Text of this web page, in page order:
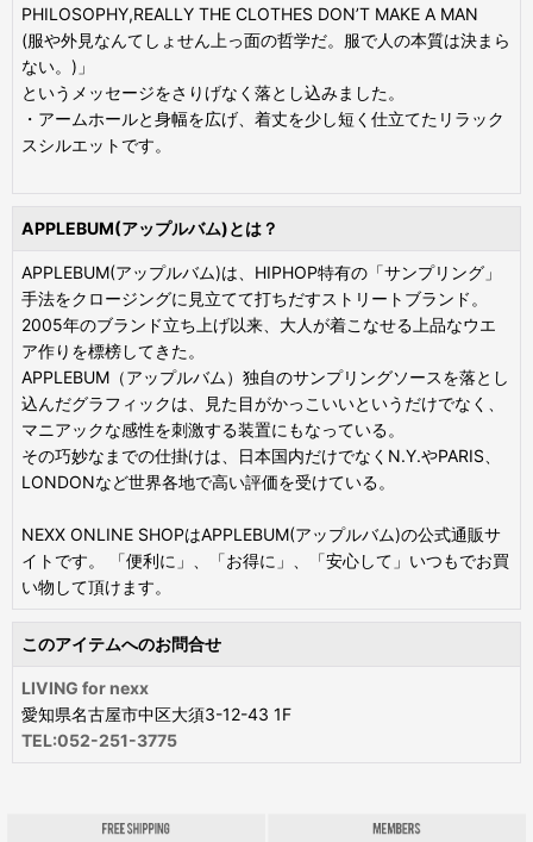
PHILOSOPHY,REALLY THE CLOTHES DON’T MAKE A MAN
(服や外見なんてしょせん上っ面の哲学だ。服で人の本質は決まら
ない。)」
というメッセージをさりげなく落とし込みました。
・アームホールと身幅を広げ、着丈を少し短く仕立てたリラック
スシルエットです。
APPLEBUM(アップルバム)とは？
APPLEBUM(アップルバム)は、HIPHOP特有の「サンプリング」
手法をクロージングに見立てて打ちだすストリートブランド。
2005年のブランド立ち上げ以来、大人が着こなせる上品なウエ
ア作りを標榜してきた。
APPLEBUM（アップルバム）独自のサンプリングソースを落とし
込んだグラフィックは、見た目がかっこいいというだけでなく、
マニアックな感性を刺激する装置にもなっている。
その巧妙なまでの仕掛けは、日本国内だけでなくN.Y.やPARIS、
LONDONなど世界各地で高い評価を受けている。
NEXX ONLINE SHOPはAPPLEBUM(アップルバム)の公式通販サ
イトです。 「便利に」、「お得に」、「安心して」いつもでお買
い物して頂けます。
このアイテムへのお問合せ
LIVING for nexx
愛知県名古屋市中区大須3-12-43 1F
TEL:052-251-3775